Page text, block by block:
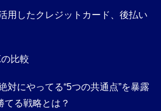
用したクレジットカード、後払い
比較
対にやってる“5つの共通点”を暴露
てる戦略とは？